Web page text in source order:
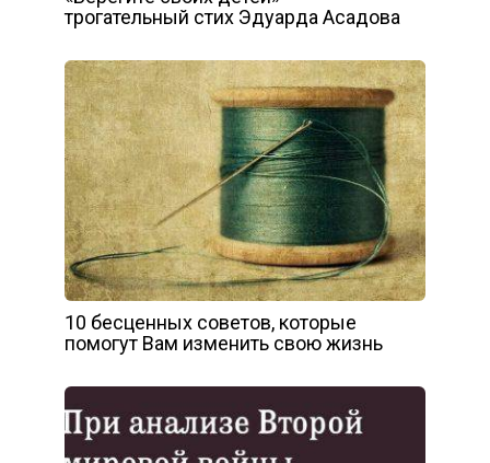
трогательный стих Эдуарда Асадова
10 бесценных советов, которые
помогут Вам изменить свою жизнь